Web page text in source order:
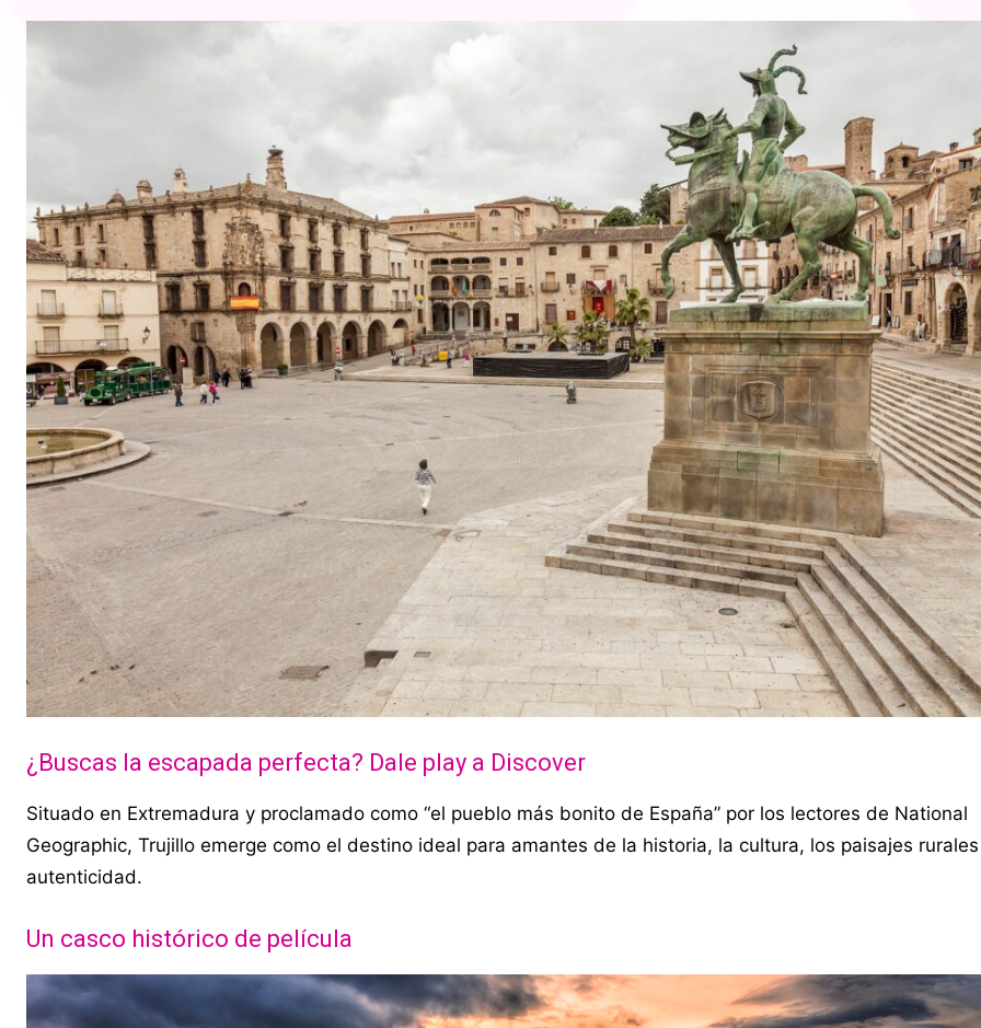
¿Buscas la escapada perfecta? Dale play a Discover
Situado en Extremadura y proclamado como “el pueblo más bonito de España” por los lectores de National
Geographic, Trujillo emerge como el destino ideal para amantes de la historia, la cultura, los paisajes
autenticidad.
Un casco histórico de película